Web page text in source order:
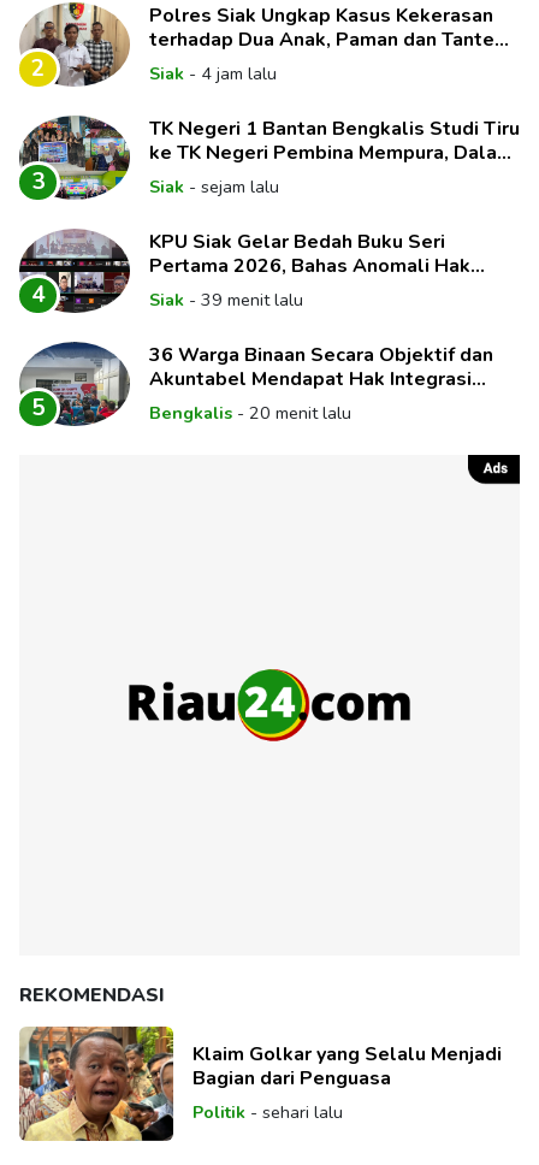
2
Polres Siak Ungkap Kasus Kekerasan
terhadap Dua Anak, Paman dan Tante
Korban Jadi Tersangka
Siak - 4 jam lalu
3
TK Negeri 1 Bantan Bengkalis Studi Tiru
ke TK Negeri Pembina Mempura, Dalami
Implementasi Pembelajaran Mendalam
Siak - sejam lalu
4
KPU Siak Gelar Bedah Buku Seri
Pertama 2026, Bahas Anomali Hak
Politik dan Dinamika Pemilih
Siak - 39 menit lalu
5
36 Warga Binaan Secara Objektif dan
Akuntabel Mendapat Hak Integrasi
Melalui Sidang
Bengkalis - 20 menit lalu
REKOMENDASI
Klaim Golkar yang Selalu Menjadi
Bagian dari Penguasa
Politik- sehari lalu